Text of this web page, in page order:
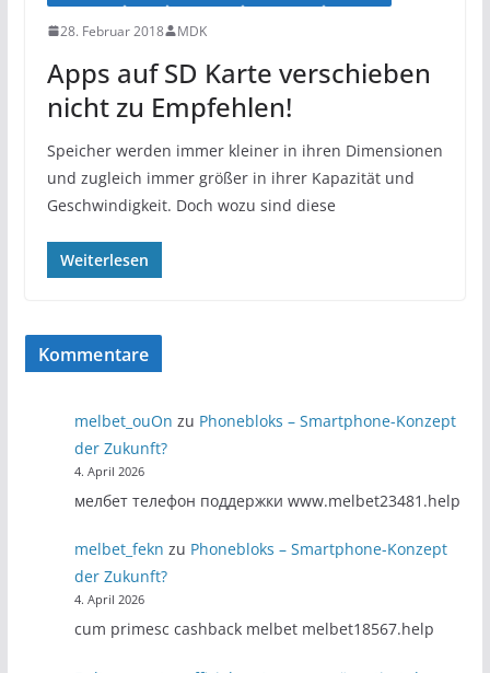
28. Februar 2018 MDK
Apps auf SD Karte verschieben
nicht zu Empfehlen!
Speicher werden immer kleiner in ihren Dimensionen
und zugleich immer größer in ihrer Kapazität und
Geschwindigkeit. Doch wozu sind diese
Weiterlesen
Kommentare
melbet_ouOn zu Phonebloks – Smartphone-Konzept
der Zukunft?
4. April 2026
мелбет телефон поддержки www.melbet23481.help
melbet_fekn zu Phonebloks – Smartphone-Konzept
der Zukunft?
4. April 2026
cum primesc cashback melbet melbet18567.help